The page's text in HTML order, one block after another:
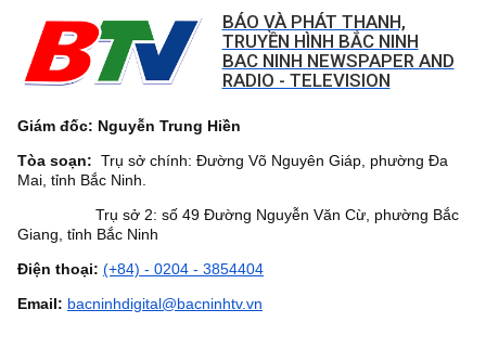
BÁO VÀ PHÁT THANH,
TRUYỀN HÌNH BẮC NINH
BAC NINH NEWSPAPER AND
RADIO - TELEVISION
Giám đốc: Nguyễn Trung Hiền
Tòa soạn: Trụ sở chính: Đường Võ Nguyên Giáp, phường Đa
Mai, tỉnh Bắc Ninh.
Trụ sở 2: số 49 Đường Nguyễn Văn Cừ, phường Bắc
Giang, tỉnh Bắc Ninh
Điện thoại: (+84) - 0204 - 3854404
Email: bacninhdigital@bacninhtv.vn